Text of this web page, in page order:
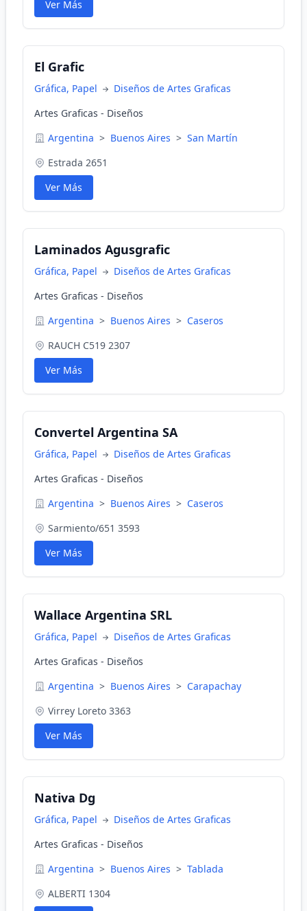
Ver Más
El Grafic
Gráfica, Papel
Diseños de Artes Graficas
Artes Graficas - Diseños
Argentina > Buenos Aires > San Martín
Estrada 2651
Ver Más
Laminados Agusgrafic
Gráfica, Papel
Diseños de Artes Graficas
Artes Graficas - Diseños
Argentina > Buenos Aires > Caseros
RAUCH C519 2307
Ver Más
Convertel Argentina SA
Gráfica, Papel
Diseños de Artes Graficas
Artes Graficas - Diseños
Argentina > Buenos Aires > Caseros
Sarmiento/651 3593
Ver Más
Wallace Argentina SRL
Gráfica, Papel
Diseños de Artes Graficas
Artes Graficas - Diseños
Argentina > Buenos Aires > Carapachay
Virrey Loreto 3363
Ver Más
Nativa Dg
Gráfica, Papel
Diseños de Artes Graficas
Artes Graficas - Diseños
Argentina > Buenos Aires > Tablada
ALBERTI 1304